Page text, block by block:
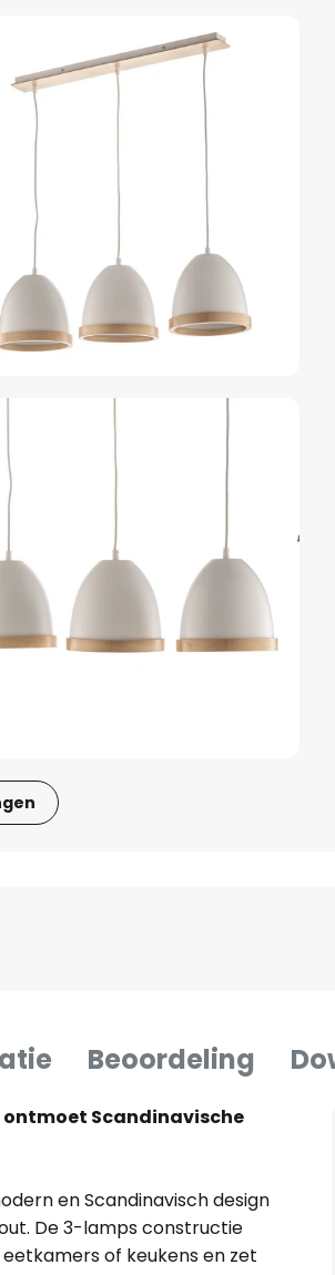
Beoordeling
Scandinavische
en Scandinavisch design
De 3-lamps constructie
of keukens en zet